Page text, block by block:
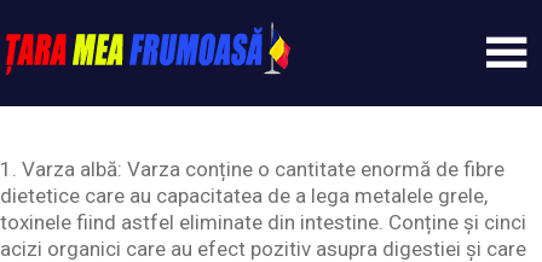
to
content
Tarameafrumoasa
1. Varza albă: Varza conține o cantitate enormă de fibre
dietetice care au capacitatea de a lega metalele grele,
toxinele fiind astfel eliminate din intestine. Conține și cinci
acizi organici care au efect pozitiv asupra digestiei și care